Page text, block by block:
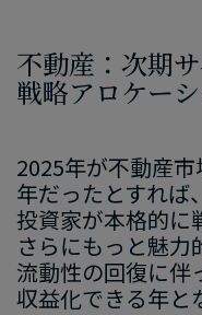
不動産：次期
戦略アロケー
2025年が​不動産
年だったとすれば、
投資家が​本格的に​
さらにもっと​魅力
流動性の​回復に​伴
収益化できる年と​